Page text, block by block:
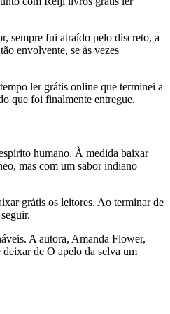
sempre fui atraído pelo discreto, a
envolvente, se às vezes
ler grátis online que terminei a
que foi finalmente entregue.
humano. À medida baixar
mas com um sabor indiano
grátis os leitores. Ao terminar de
A autora, Amanda Flower,
de O apelo da selva um